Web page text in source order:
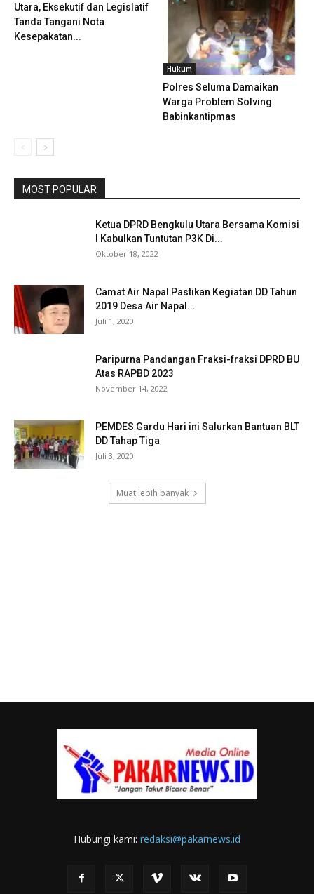
Utara, Eksekutif dan Legislatif
Tanda Tangani Nota
Kesepakatan...
Hukum
Polres Seluma Damaikan
Warga Problem Solving
Babinkantipmas
MOST POPULAR
Ketua DPRD Bengkulu Utara Bersama Komisi
I Kabulkan Tuntutan P3K Di...
Oktober 18, 2022
Camat Air Napal Pastikan Kegiatan DD Tahun
2019 Desa Air Napal...
Juli 1, 2020
Paripurna Pandangan Fraksi-fraksi DPRD BU
Atas RAPBD 2023
November 14, 2022
PEMDES Gardu Hari ini Salurkan Bantuan BLT
DD Tahap Tiga
Juli 3, 2020
Muat lebih banyak
Hubungi kami: redaksi@pakarnews.id